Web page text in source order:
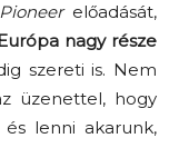
Pioneerelőadását,
nagy része
szereti is. Nem
üzenettel, hogy
lenni akarunk,